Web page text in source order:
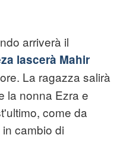
arriverà il
lascerà Mahir
La ragazza salirà
la nonna Ezra e
come da
in cambio di